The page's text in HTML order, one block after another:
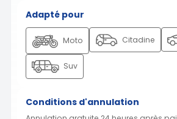
Adapté pour
Moto Citadine
Suv
Conditions d'annulation